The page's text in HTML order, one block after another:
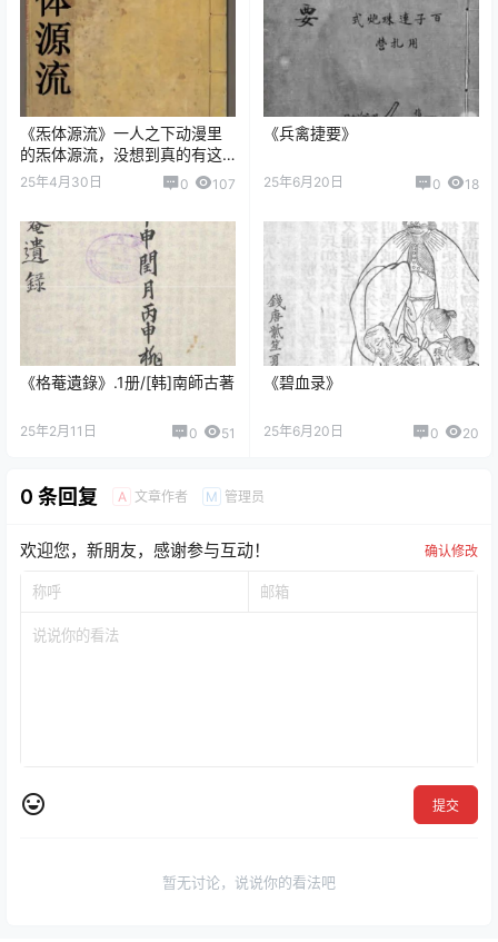
《炁体源流》一人之下动漫里
的炁体源流，没想到真的有这
本书！
25年4月30日 0 107
《兵禽捷要》
25年6月20日 0 18
《格菴遺錄》.1册/[韩]南師古著
25年2月11日 0 51
《碧血录》
25年6月20日 0 20
0 条回复 A 文章作者 M 管理员
欢迎您，新朋友，感谢参与互动！ 确认修改
提交
暂无讨论，说说你的看法吧